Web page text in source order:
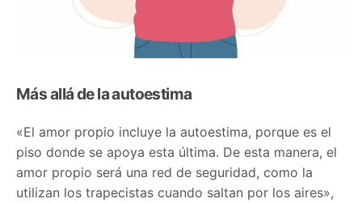
Más allá de la autoestima
«El amor propio incluye la autoestima, porque es el
piso donde se apoya esta última. De esta manera, el
amor propio será una red de seguridad, como la
utilizan los trapecistas cuando saltan por los aires»,